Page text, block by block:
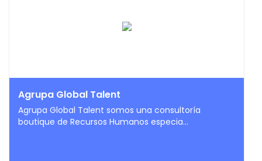
Agrupa Global Talent
Agrupa Global Talent somos una consultoría
boutique de Recursos Humanos especia...